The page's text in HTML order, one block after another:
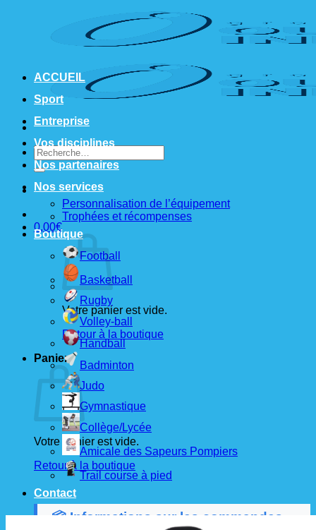
Recherche
pour :
0,00€
Votre panier est vide.
Retour à la boutique
Panier
Votre panier est vide.
Retour à la boutique
📦 Informations sur les commandes
ACCUEIL
Sport
Entreprise
Vos disciplines
Nos partenaires
Nos services
Personnalisation de l’équipement
Trophées et récompenses
Boutique
Football
Basketball
Rugby
Volley-ball
Handball
Badminton
Judo
Gymnastique
Collège/Lycée
Amicale des Sapeurs Pompiers
Trail course à pied
Contact